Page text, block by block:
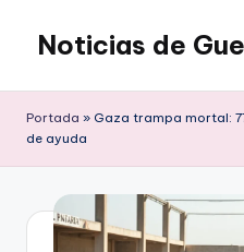
Saltar
contenido
Noticias de
Portada » Gaza trampa mortal:
de ayuda